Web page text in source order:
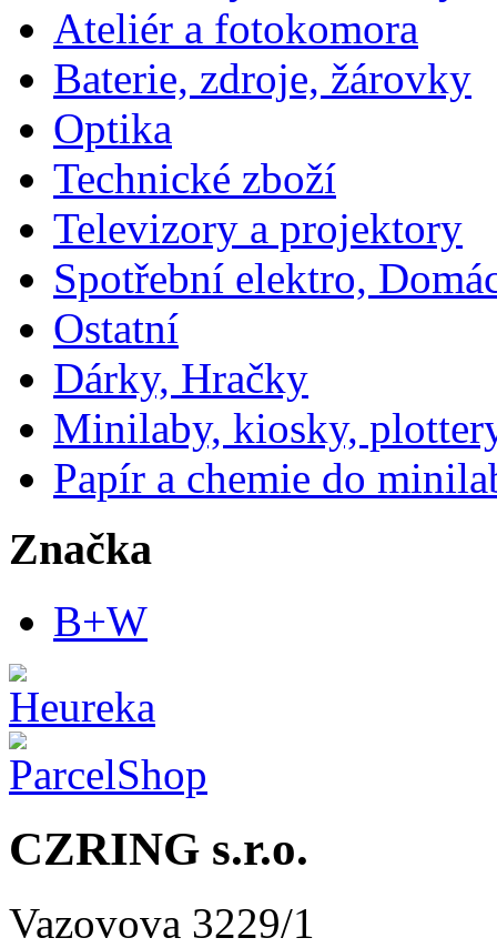
Ateliér a fotokomora
Baterie, zdroje, žárovky
Optika
Technické zboží
Televizory a projektory
Spotřební elektro,
Ostatní
Dárky, Hračky
Minilaby, kiosky,
Papír a chemie do
Značka
B+W
CZRING s.r.o.
Vazovova 3229/1